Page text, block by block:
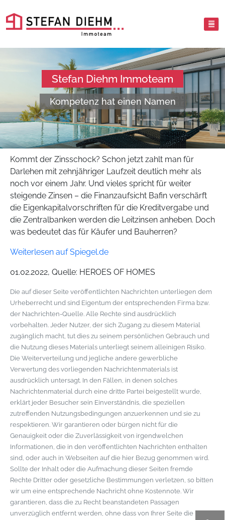
Stefan Diehm Immoteam
Kompetenz hat einen Namen
Kommt der Zinsschock? Schon jetzt zahlt man für
Darlehen mit zehnjähriger Laufzeit deutlich mehr als
noch vor einem Jahr. Und vieles spricht für weiter
steigende Zinsen – die Finanzaufsicht Bafin verschärft
die Eigenkapitalvorschriften für die Kreditvergabe und
die Zentralbanken werden die Leitzinsen anheben. Doch
was bedeutet das für Käufer und Bauherren?
Weiterlesen auf Spiegel.de
01.02.2022, Quelle: HEROES OF HOMES
Die auf dieser Seite veröffentlichten Nachrichten unterliegen dem
Urheberrecht und sind Eigentum der entsprechenden Firma bzw.
der Nachrichten-Quelle. Alle Rechte sind ausdrücklich
vorbehalten. Jeder Nutzer, der sich Zugang zu diesem Material
zugänglich macht, tut dies zu seinem persönlichen Gebrauch und
die Nutzung dieses Materials unterliegt seinem alleinigen Risiko.
Die Weiterverteilung und jegliche andere gewerbliche
Verwertung des vorliegenden Nachrichtenmaterials ist
ausdrücklich untersagt. In den Fällen, in denen solches
Nachrichtenmaterial durch eine dritte Partei beigestellt wurde,
erklärt jeder Besucher sein Einverständnis, die speziellen
zutreffenden Nutzungsbedingungen anzuerkennen und sie zu
respektieren. Wir garantieren oder bürgen nicht für die
Genauigkeit oder die Zuverlässigkeit von irgendwelchen
Informationen, die in den veröffentlichten Nachrichten enthalten
sind, oder auch in Webseiten auf die hier Bezug genommen wird.
Sollte der Inhalt oder die Aufmachung dieser Seiten fremde
Rechte Dritter oder gesetzliche Bestimmungen verletzen, so bitten
wir um eine entsprechende Nachricht ohne Kostennote. Wir
garantieren, dass die zu Recht beanstandeten Passagen
unverzüglich entfernt werden, ohne dass von Ihrer Seite die